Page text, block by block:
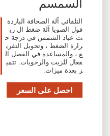
التلقائي آلة الصحافة الباردة
فول الصويا آلة ضغط ال زي
ت عباد الشمس في درجة ح
رارة الضغط ، وتحويل التفري
غ ، والمساعدة في الفصل ال
فعال للزيت والرخويات. تتمي
ز بعدة ميزات.
احصل على السعر